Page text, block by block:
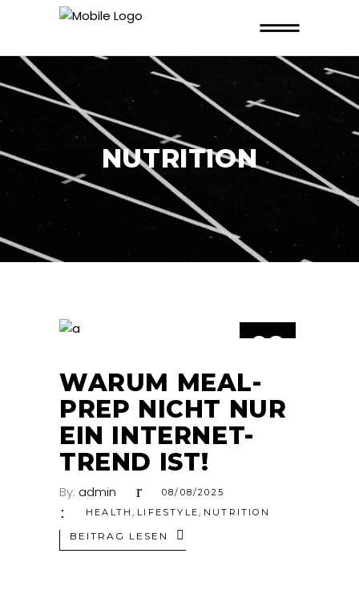
NUTRITION
08
WARUM MEAL-
PREP NICHT NUR
EIN INTERNET-
TREND IST!
By: admin
08/08/2025
HEALTH, LIFESTYLE, NUTRITION
BEITRAG LESEN